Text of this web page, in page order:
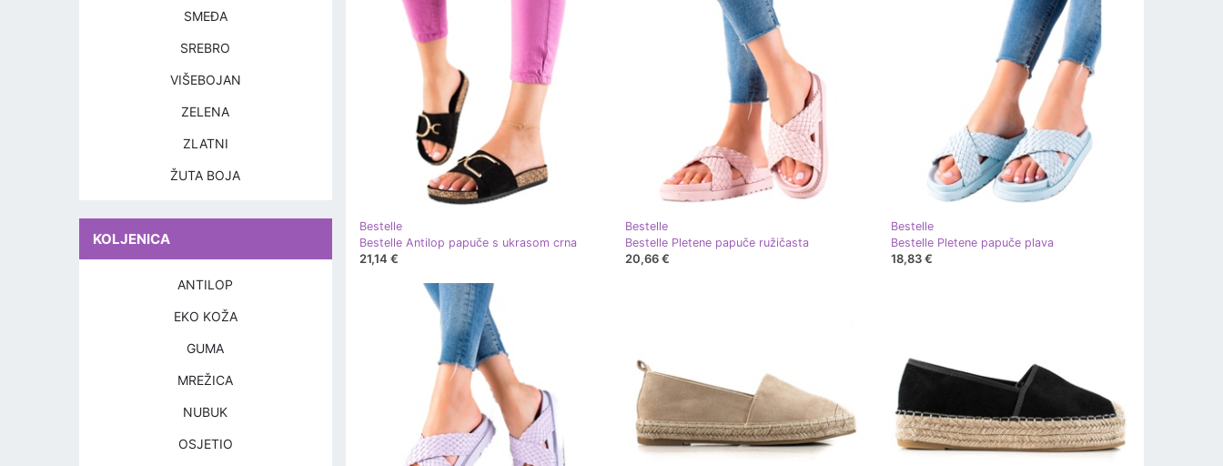
Bestelle
Bestelle Antilop papuče s ukrasom crna
21,14 €
Bestelle
Bestelle Pletene papuče ružičasta
20,66 €
Bestelle
Bestelle Pletene papuče plava
18,83 €
SMEĐA
SREBRO
VIŠEBOJAN
ZELENA
ZLATNI
ŽUTA BOJA
KOLJENICA
ANTILOP
EKO KOŽA
GUMA
MREŽICA
NUBUK
OSJETIO